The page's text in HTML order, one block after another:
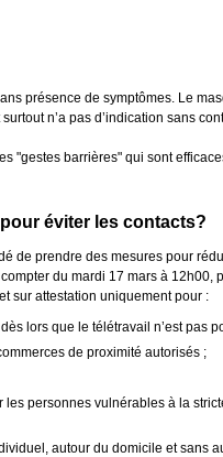
présence de symptômes. Le
n’a pas d’indication sans
"gestes barrières" qui sont
éviter les contacts?
de prendre des mesures pour
du mardi 17 mars à 12h00,
sur attestation uniquement pour :
lors que le télétravail n’est pas
de proximité autorisés ;
personnes vulnérables à la
autour du domicile et sans